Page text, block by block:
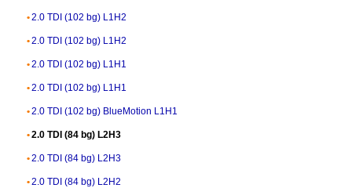
2.0 TDI (102 bg) L1H2
2.0 TDI (102 bg) L1H2
2.0 TDI (102 bg) L1H1
2.0 TDI (102 bg) L1H1
2.0 TDI (102 bg) BlueMotion L1H1
2.0 TDI (84 bg) L2H3
2.0 TDI (84 bg) L2H3
2.0 TDI (84 bg) L2H2